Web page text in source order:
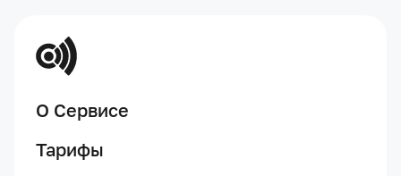
О Сервисе
Тарифы